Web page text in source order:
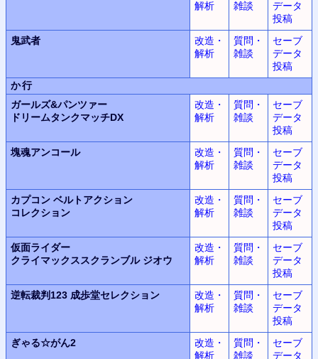
解析
雑談
データ
投稿
鬼武者
改造・
解析
質問・
雑談
セーブ
データ
投稿
か行
ガールズ&パンツァー
ドリームタンクマッチDX
改造・
解析
質問・
雑談
セーブ
データ
投稿
塊魂アンコール
改造・
解析
質問・
雑談
セーブ
データ
投稿
カプコン ベルトアクション
コレクション
改造・
解析
質問・
雑談
セーブ
データ
投稿
仮面ライダー
クライマックススクランブル ジオウ
改造・
解析
質問・
雑談
セーブ
データ
投稿
逆転裁判123 成歩堂セレクション
改造・
解析
質問・
雑談
セーブ
データ
投稿
ぎゃる☆がん2
改造・
解析
質問・
雑談
セーブ
データ